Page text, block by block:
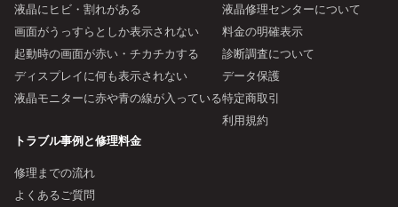
液晶にヒビ・割れがある
画面がうっすらとしか表示されない
起動時の画面が赤い・チカチカする
ディスプレイに何も表示されない
液晶モニターに赤や青の線が入っている
液晶修理センターについて
料金の明確表示
診断調査について
データ保護
特定商取引
利用規約
トラブル事例と修理料金
修理までの流れ
よくあるご質問